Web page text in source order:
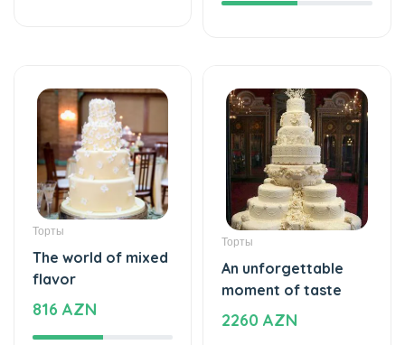
Торты
The world of mixed
flavor
816 AZN
Торты
An unforgettable
moment of taste
2260 AZN